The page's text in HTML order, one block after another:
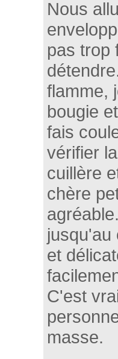
Nous
pas trop
flamme,
bougie
fais
vérifier
cuillère
chère
jusqu'au
et
C'est
masse.